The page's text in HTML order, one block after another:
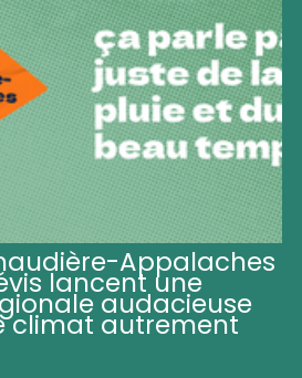
Appalaches
lancent une
audacieuse
climat autrement